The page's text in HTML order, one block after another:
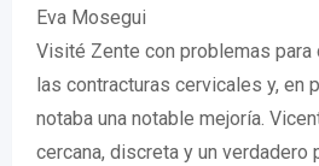
Eva Mosegui
Visité Zente con problemas para
las contracturas cervicales y, en
notaba una notable mejoría.
cercana, discreta y un verdadero